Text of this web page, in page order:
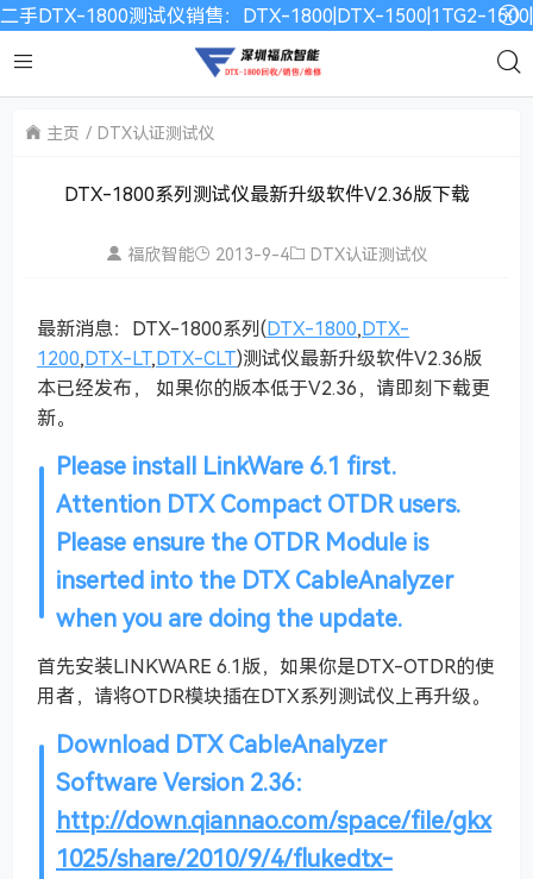
二手DTX-1800测试仪销售：DTX-1800|DTX-1500|1TG2-
主页 DTX认证测试仪
DTX-1800系列测试仪最新升级软件V2.36版下载
福欣智能 2013-9-4 DTX认证测试仪
最新消息：DTX-1800系列(DTX-1800,DTX-
1200,DTX-LT,DTX-CLT)测试仪最新升级软件V2.36版
本已经发布， 如果你的版本低于V2.36，请即刻下载更
新。
Please install LinkWare 6.1 first.
Attention DTX Compact OTDR users.
Please ensure the OTDR Module is
inserted into the DTX CableAnalyzer
when you are doing the update.
首先安装LINKWARE 6.1版，如果你是DTX-OTDR的使
用者，请将OTDR模块插在DTX系列测试仪上再升级。
Download DTX CableAnalyzer
Software Version 2.36：
http://down.qiannao.com/space/file/gkx
1025/share/2010/9/4/flukedtx-